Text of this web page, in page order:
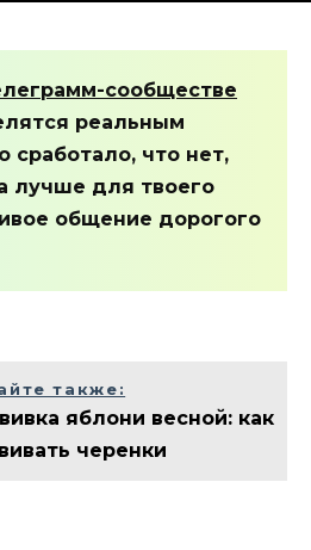
сообществе
реальным
сработало, что нет,
лучше для твоего
общение дорогого
также:
яблони весной: как
черенки